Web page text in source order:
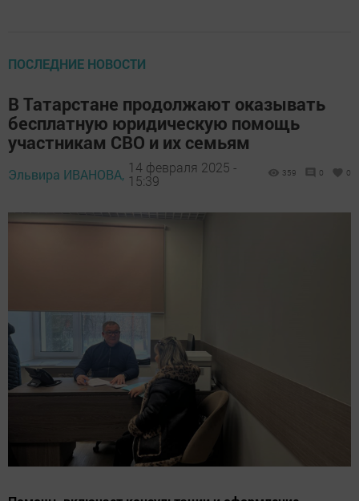
ПОСЛЕДНИЕ НОВОСТИ
В Татарстане продолжают оказывать
бесплатную юридическую помощь
участникам СВО и их семьям
Эльвира ИВАНОВА, 14 февраля 2025 -
15:39
359 0 0